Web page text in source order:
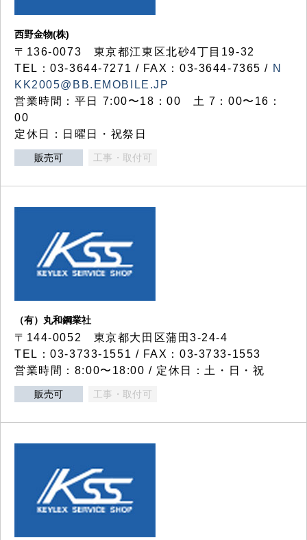
西野金物(株)
〒136-0073 東京都江東区北砂4丁目19-32
TEL：03‐3644‐7271 / FAX：03-3644-7365 / N
KK2005@BB.EMOBILE.JP
営業時間：平日 7:00〜18：00 土 7：00〜16：
00
定休日：日曜日・祝祭日
販売可 工事・取付可
（有）丸和鋼業社
〒144-0052 東京都大田区蒲田3-24-4
TEL：03-3733-1551 / FAX：03-3733-1553
営業時間：8:00〜18:00 / 定休日：土・日・祝
販売可 工事・取付可